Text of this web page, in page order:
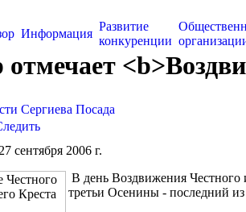
Информация
Развитие
конкуренции
Сергиева Посада
сентября 2006 г.
В день Воздвижения Честного
третьи Осенины - последний